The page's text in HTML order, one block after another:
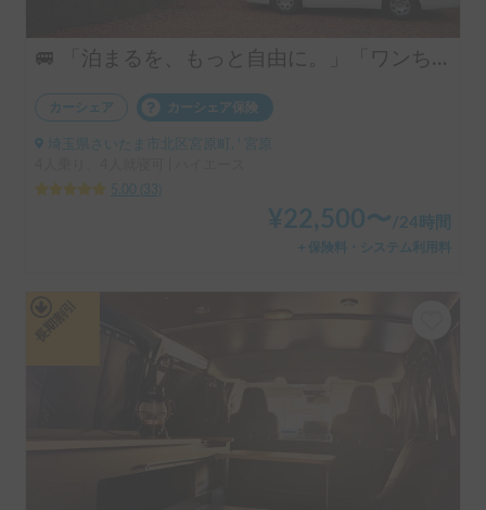
🚐 「泊まるを、もっと自由に。」「ワンちゃんも一緒に、旅に出よう。」ハイエースベースのラグジュアリーキャブコン！ 4人乗りで広々ゆったり快適空間 ・リアクーラー完備で移動中も後部座席も快適 ・揺れが少なく長距離でも快適な乗り心地 👉 初めてのキャンピングカーにもおすすめです！オプションキャンプ用品も充実してます。
カーシェア カーシェア保険
埼玉県さいたま市北区宮原町, ' 宮原
5.00
33
¥22,500〜/24時間
＋保険料・システム利用料